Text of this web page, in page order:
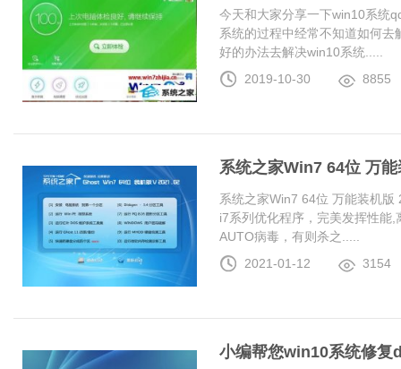
今天和大家分享一下win10系统
系统的过程中经常不知道如何
好的办法去解决win10系统.....
2019-10-30
8855
系统之家Win7 64位 万
系统之家Win7 64位 万能装机
i7系列优化程序，完美发挥性能
AUTO病毒，有则杀之.....
2021-01-12
3154
小编帮您win10系统修复